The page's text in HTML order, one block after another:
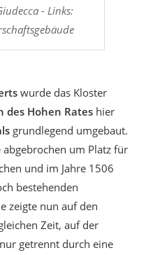
- Links:
wurde das Kloster
des Hohen Rates hier
grundlegend umgebaut.
um Platz für
und im Jahre 1506
bestehenden
zeigte nun auf den
Zeit, auf der
getrennt durch eine